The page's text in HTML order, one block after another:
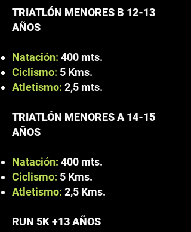
TRIATLÓN MENORES B 12-13
AÑOS
Natación: 400 mts.
Ciclismo: 5 Kms.
Atletismo: 2,5 mts.
TRIATLÓN MENORES A 14-15
AÑOS
Natación: 400 mts.
Ciclismo: 5 Kms.
Atletismo: 2,5 Kms.
RUN 5K +13 AÑOS​